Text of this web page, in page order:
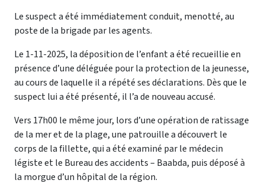
Le suspect a été immédiatement conduit, menotté, au
poste de la brigade par les agents.
Le 1-11-2025, la déposition de l’enfant a été recueillie en
présence d’une déléguée pour la protection de la jeunesse,
au cours de laquelle il a répété ses déclarations. Dès que le
suspect lui a été présenté, il l’a de nouveau accusé.
Vers 17h00 le même jour, lors d’une opération de ratissage
de la mer et de la plage, une patrouille a découvert le
corps de la fillette, qui a été examiné par le médecin
légiste et le Bureau des accidents – Baabda, puis déposé à
la morgue d’un hôpital de la région.